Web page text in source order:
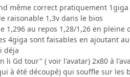
même correct pratiquement
raisonable 1,3v dans le bios
1,296 au repos 1,28/1,26 en
4giga sont faisables en ajoutant
déja
li Gd tour" ( voir l'avatar) 2x80 à
à été découpé) qui souffle sur les